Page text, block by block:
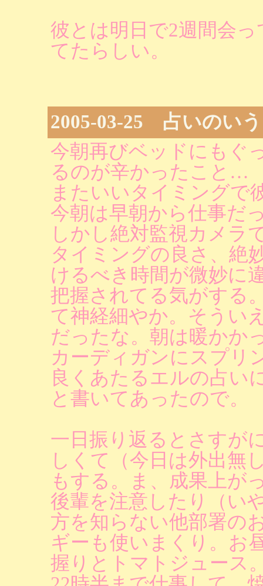
彼とは明日で2週間会
てたらしい。
2005-03-25 占いのい
今朝再びベッドにもぐ
るのが辛かったこと…
またいいタイミングで
今朝は早朝から仕事だ
しかし絶対監視カメラ
タイミングの良さ、絶
けるべき時間が微妙に
把握されてる気がする
て神経細やか。そうい
だったな。朝は暖かか
カーディガンにスプリ
良くあたるエルの占い
と書いてあったので。
一日振り返るとさすが
しくて（今日は外出無
もする。ま、成果上が
後輩を注意したり（い
方を知らない他部署の
ギーも使いまくり。お
握りとトマトジュース